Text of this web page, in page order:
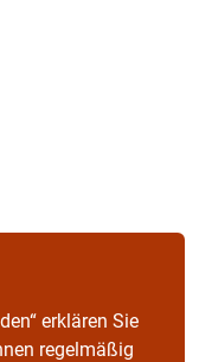
erklären Sie
regelmäßig